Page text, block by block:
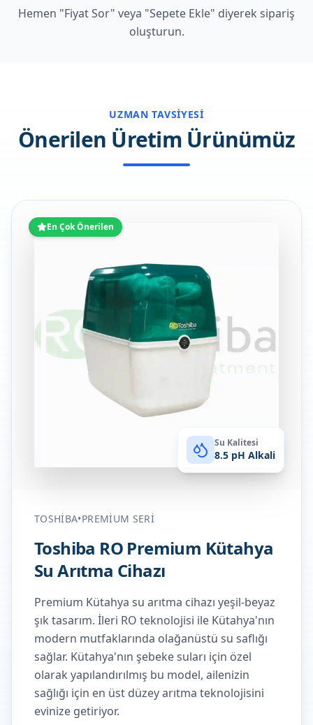
Hemen "Fiyat Sor" veya "Sepete Ekle" diyerek sipariş
oluşturun.
UZMAN TAVSIYESI
Önerilen Üretim Ürünümüz
En Çok Önerilen
Su Kalitesi
8.5 pH Alkali
TOSHIBA•PREMIUM SERI
Toshiba RO Premium Kütahya
Su Arıtma Cihazı
Premium Kütahya su arıtma cihazı yeşil-beyaz
şık tasarım. İleri RO teknolojisi ile Kütahya'nın
modern mutfaklarında olağanüstü su saflığı
sağlar. Kütahya'nın şebeke suları için özel
olarak yapılandırılmış bu model, ailenizin
sağlığı için en üst düzey arıtma teknolojisini
evinize getiriyor.